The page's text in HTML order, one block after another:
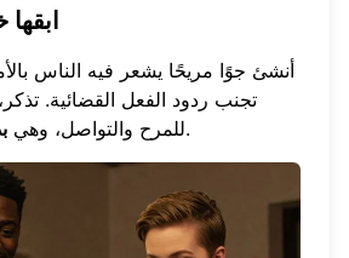
أنشئ جوًا مريحًا يشعر فيه الناس
تجنب ردود الفعل القضائية.
للمرح والتواصل، وهيحقيقية.